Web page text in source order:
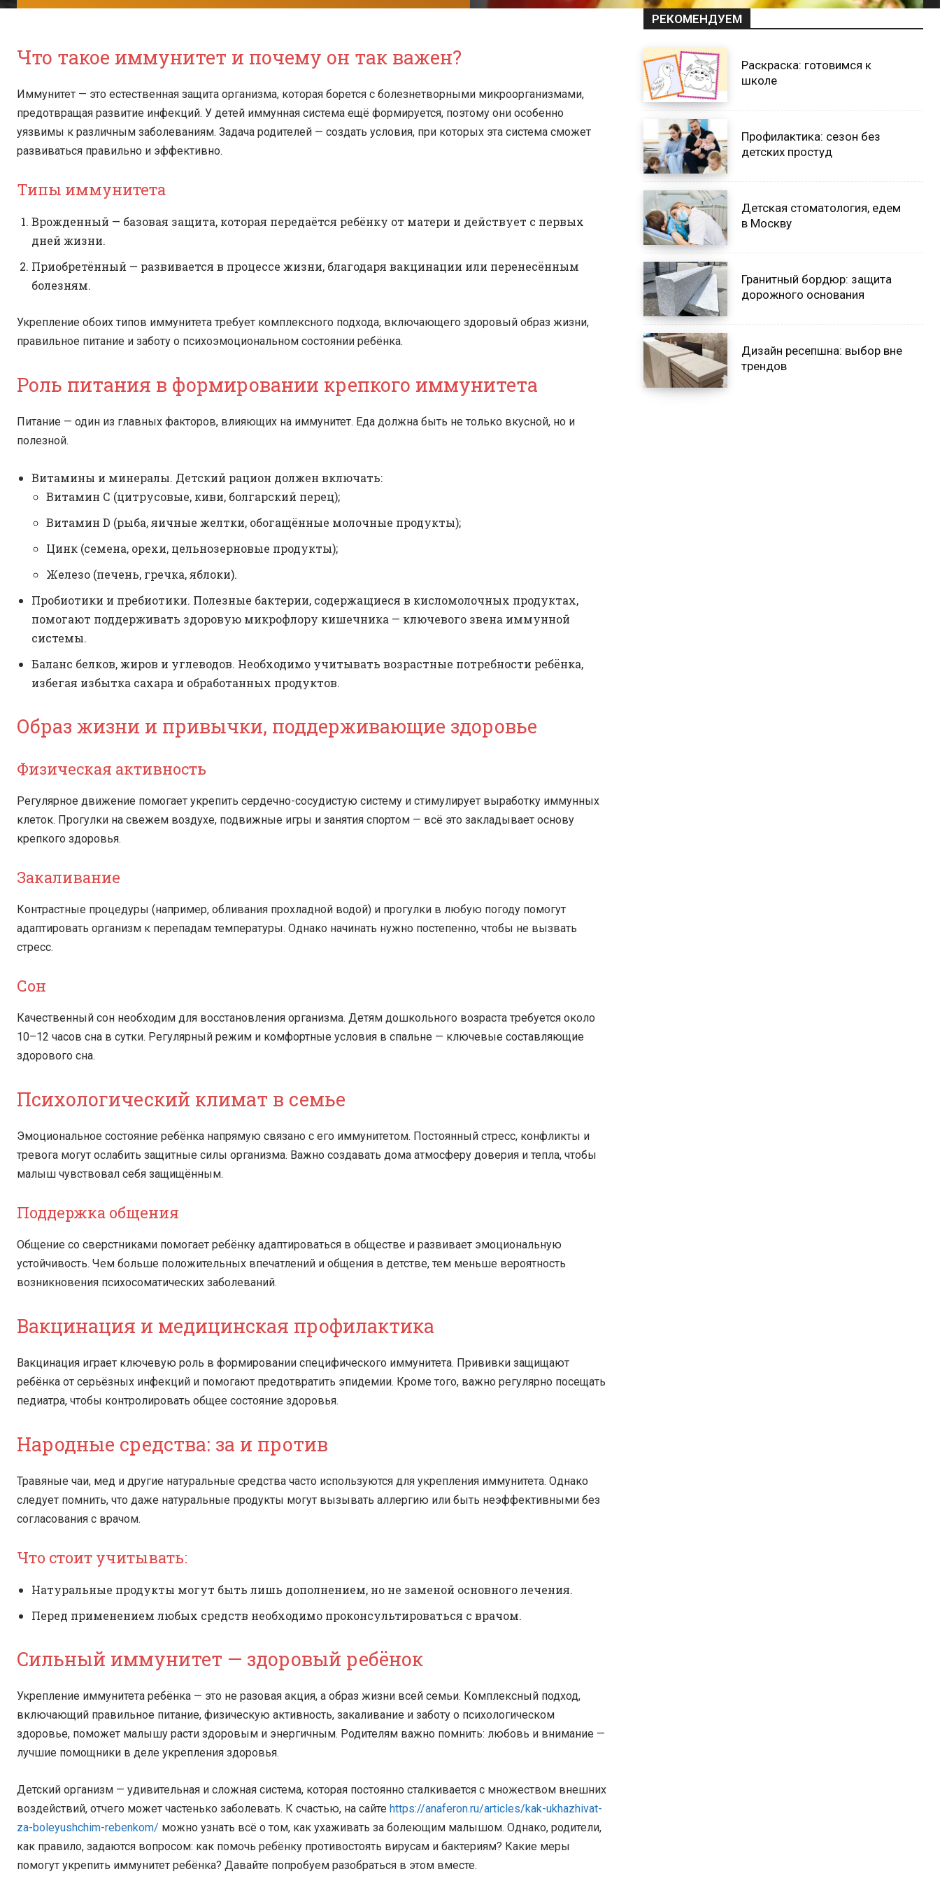
Что такое иммунитет и почему он так важен?
Иммунитет — это естественная защита организма, которая борется с болезнетворными микроорганизмами,
предотвращая развитие инфекций. У детей иммунная система ещё формируется, поэтому они особенно
уязвимы к различным заболеваниям. Задача родителей — создать условия, при которых эта система сможет
развиваться правильно и эффективно.
Типы иммунитета
Врожденный — базовая защита, которая передаётся ребёнку от матери и действует с первых
дней жизни.
Приобретённый — развивается в процессе жизни, благодаря вакцинации или перенесённым
болезням.
Укрепление обоих типов иммунитета требует комплексного подхода, включающего здоровый образ жизни,
правильное питание и заботу о психоэмоциональном состоянии ребёнка.
Роль питания в формировании крепкого иммунитета
Питание — один из главных факторов, влияющих на иммунитет. Еда должна быть не только вкусной, но и
полезной.
Витамины и минералы. Детский рацион должен включать:
Витамин С (цитрусовые, киви, болгарский перец);
Витамин D (рыба, яичные желтки, обогащённые молочные продукты);
Цинк (семена, орехи, цельнозерновые продукты);
Железо (печень, гречка, яблоки).
Пробиотики и пребиотики. Полезные бактерии, содержащиеся в кисломолочных продуктах,
помогают поддерживать здоровую микрофлору кишечника — ключевого звена иммунной
системы.
Баланс белков, жиров и углеводов. Необходимо учитывать возрастные потребности ребёнка,
избегая избытка сахара и обработанных продуктов.
Образ жизни и привычки, поддерживающие здоровье
Физическая активность
Регулярное движение помогает укрепить сердечно-сосудистую систему и стимулирует выработку иммунных
клеток. Прогулки на свежем воздухе, подвижные игры и занятия спортом — всё это закладывает основу
крепкого здоровья.
Закаливание
Контрастные процедуры (например, обливания прохладной водой) и прогулки в любую погоду помогут
адаптировать организм к перепадам температуры. Однако начинать нужно постепенно, чтобы не вызвать
стресс.
Сон
Качественный сон необходим для восстановления организма. Детям дошкольного возраста требуется около
10–12 часов сна в сутки. Регулярный режим и комфортные условия в спальне — ключевые составляющие
здорового сна.
Психологический климат в семье
Эмоциональное состояние ребёнка напрямую связано с его иммунитетом. Постоянный стресс, конфликты и
тревога могут ослабить защитные силы организма. Важно создавать дома атмосферу доверия и тепла, чтобы
малыш чувствовал себя защищённым.
Поддержка общения
Общение со сверстниками помогает ребёнку адаптироваться в обществе и развивает эмоциональную
устойчивость. Чем больше положительных впечатлений и общения в детстве, тем меньше вероятность
возникновения психосоматических заболеваний.
Вакцинация и медицинская профилактика
Вакцинация играет ключевую роль в формировании специфического иммунитета. Прививки защищают
ребёнка от серьёзных инфекций и помогают предотвратить эпидемии. Кроме того, важно регулярно посещать
педиатра, чтобы контролировать общее состояние здоровья.
Народные средства: за и против
Травяные чаи, мед и другие натуральные средства часто используются для укрепления иммунитета. Однако
следует помнить, что даже натуральные продукты могут вызывать аллергию или быть неэффективными без
согласования с врачом.
Что стоит учитывать:
Натуральные продукты могут быть лишь дополнением, но не заменой основного лечения.
Перед применением любых средств необходимо проконсультироваться с врачом.
Сильный иммунитет — здоровый ребёнок
Укрепление иммунитета ребёнка — это не разовая акция, а образ жизни всей семьи. Комплексный подход,
включающий правильное питание, физическую активность, закаливание и заботу о психологическом
здоровье, поможет малышу расти здоровым и энергичным. Родителям важно помнить: любовь и внимание —
лучшие помощники в деле укрепления здоровья.
Детский организм — удивительная и сложная система, которая постоянно сталкивается с множеством внешних
воздействий, отчего может частенько заболевать. К счастью, на сайте https://anaferon.ru/articles/kak-ukhazhivat-
za-boleyushchim-rebenkom/ можно узнать всё о том, как ухаживать за болеющим малышом. Однако, родители,
как правило, задаются вопросом: как помочь ребёнку противостоять вирусам и бактериям? Какие меры
помогут укрепить иммунитет ребёнка? Давайте попробуем разобраться в этом вместе.
РЕКОМЕНДУЕМ
Раскраска: готовимся к
школе
Профилактика: сезон без
детских простуд
Детская стоматология, едем
в Москву
Гранитный бордюр: защита
дорожного основания
Дизайн ресепшна: выбор вне
трендов